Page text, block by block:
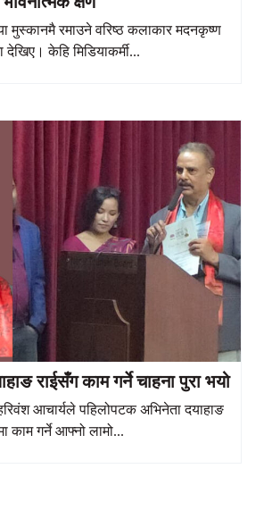
मुस्कानमै रमाउने वरिष्ठ कलाकार मदनकृष्ण
केहि मिडियाकर्मी...
राईसँग काम गर्ने चाहना पुरा भयो
आचार्यले पहिलोपटक अभिनेता दयाहाङ
काम गर्ने आफ्नो लामो...